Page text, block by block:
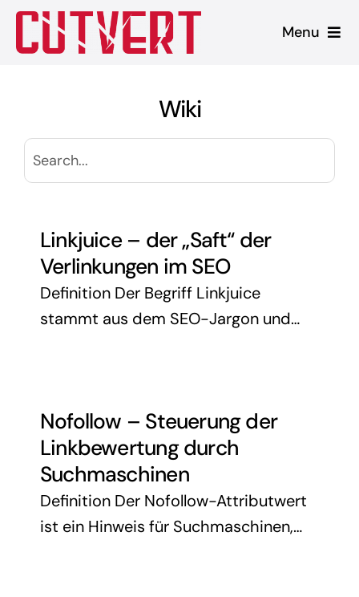
Zum
Inhalt
Menu
Blog
Wiki
Linkjuice – der „Saft“ der
Verlinkungen im SEO
Definition Der Begriff Linkjuice
stammt aus dem SEO-Jargon und
sich nicht um einen offiziellen …
Nofollow – Steuerung der
Linkbewertung durch
Suchmaschinen
Definition Der Nofollow-Attributwert
ist ein Hinweis für Suchmaschinen,